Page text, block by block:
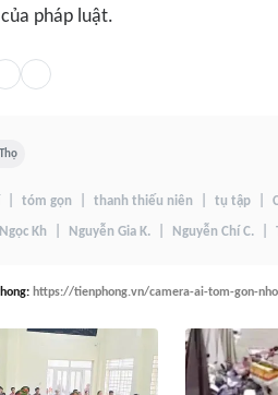
pháp luật.
tóm gọn thanh thiếu niên tụ tập
Kh Nguyễn Gia K. Nguyễn Chí C.
: https://tienphong.vn/camera-ai-tom-gon-